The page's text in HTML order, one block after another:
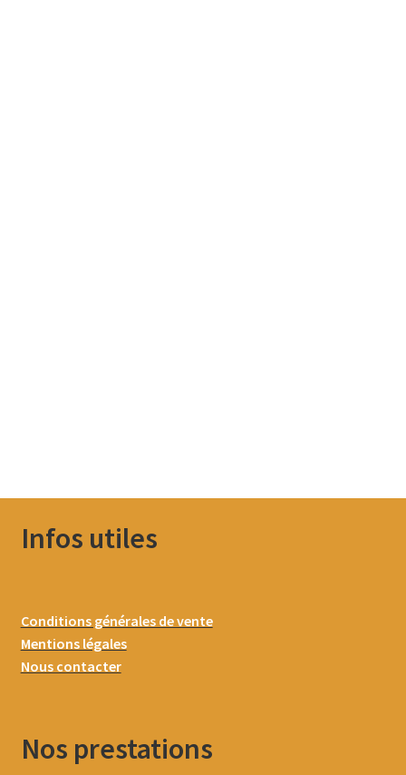
Infos utiles
Conditions générales de vente
Mentions légales
Nous contacter
Nos prestations